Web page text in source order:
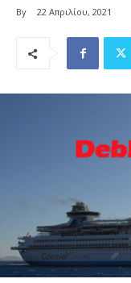
By 22 Απριλίου, 2021